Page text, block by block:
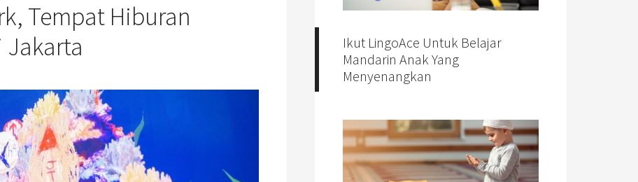
Tempat Hiburan
Jakarta
Ikut LingoAce Untuk Belajar
Mandarin Anak Yang
Menyenangkan